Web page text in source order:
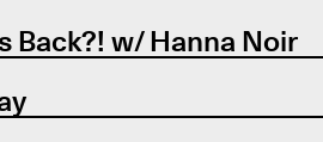
Back?! w/ Hanna Noir